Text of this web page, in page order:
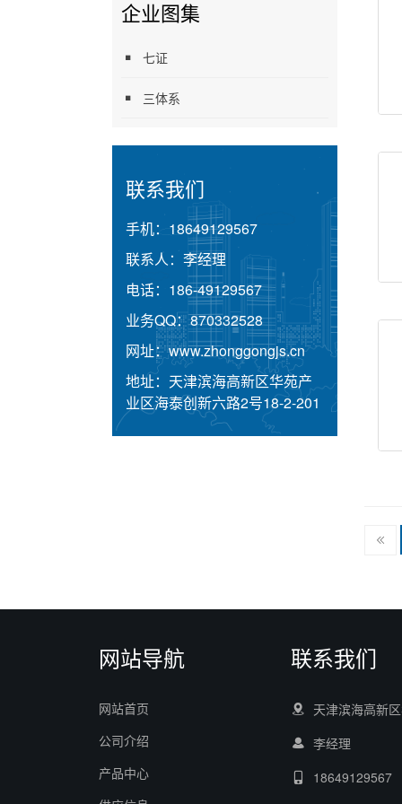
企业图集
七证
三体系
联系我们
手机： 18649129567
联系人： 李经理
电话： 186-49129567
业务QQ：870332528
网址：www.zhonggongjs.cn
地址： 天津滨海高新区华苑产
业区海泰创新六路2号18-2-201
网站导航
网站首页
公司介绍
产品中心
联系我们
天津滨海高新
李经理
18649129567